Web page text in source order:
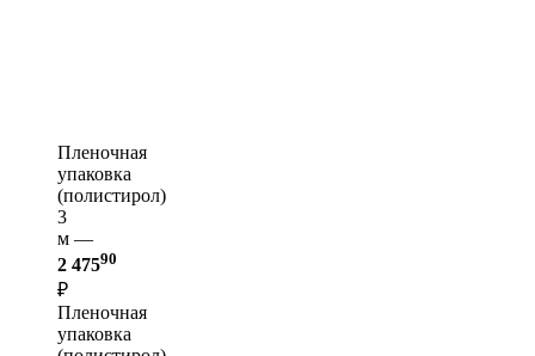
Пленочная
упаковка
(полистирол)
3
м —
2 47590
₽
Пленочная
упаковка